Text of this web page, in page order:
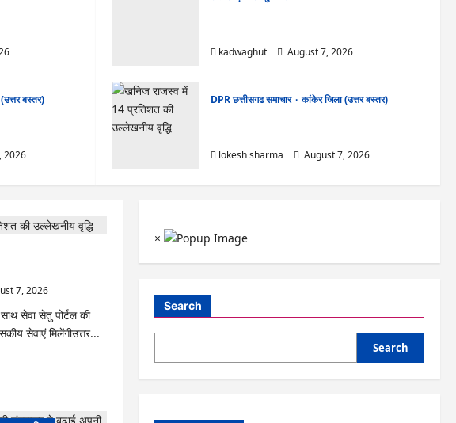
बस्तर)
2026
kadwaghut
August 7, 2026
DPR छत्तीसगढ समाचार
कांकेर जिला (उत्तर बस्तर)
lokesh sharma
August 7, 2026
7, 2026
सेवा सेतु पोर्टल की
सेवाएं मिलेंगीउत्तर...
×
Search
Search